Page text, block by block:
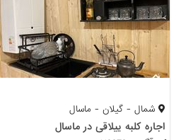
شمال - گیلان - ماسال
اجاره کلبه ییلاقی در ماسال